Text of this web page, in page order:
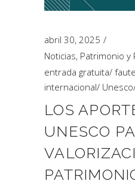
abril 30, 2025
Noticias, Patrimonio y
entrada gratuita/
internacional/ Unesco
LOS
UNESCO